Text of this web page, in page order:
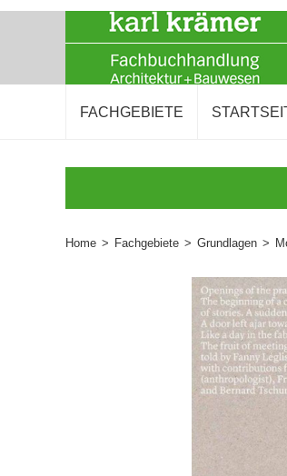
FACHGEBIETE
Home > Fachgebiete > Grundlagen >